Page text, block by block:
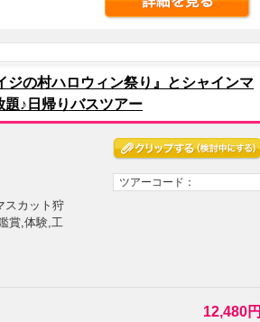
の村ハロウィン祭り』とシャインマ
♪日帰りバスツアー
ツアーコード：
スカット狩
賞,体験,工
12,480円